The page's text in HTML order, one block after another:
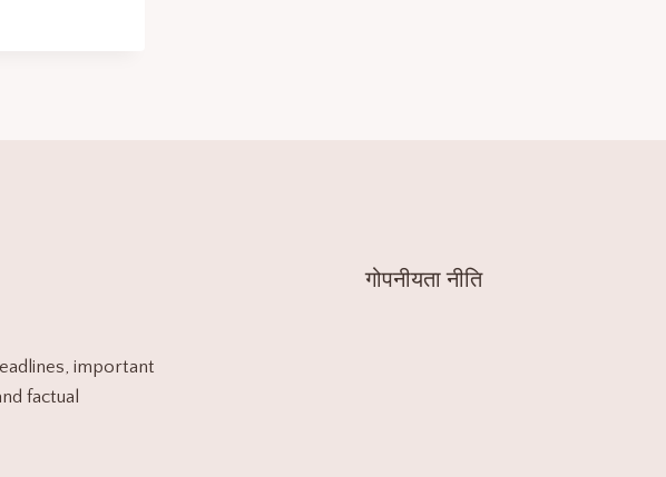
important
factual
गोपनीयता नीति